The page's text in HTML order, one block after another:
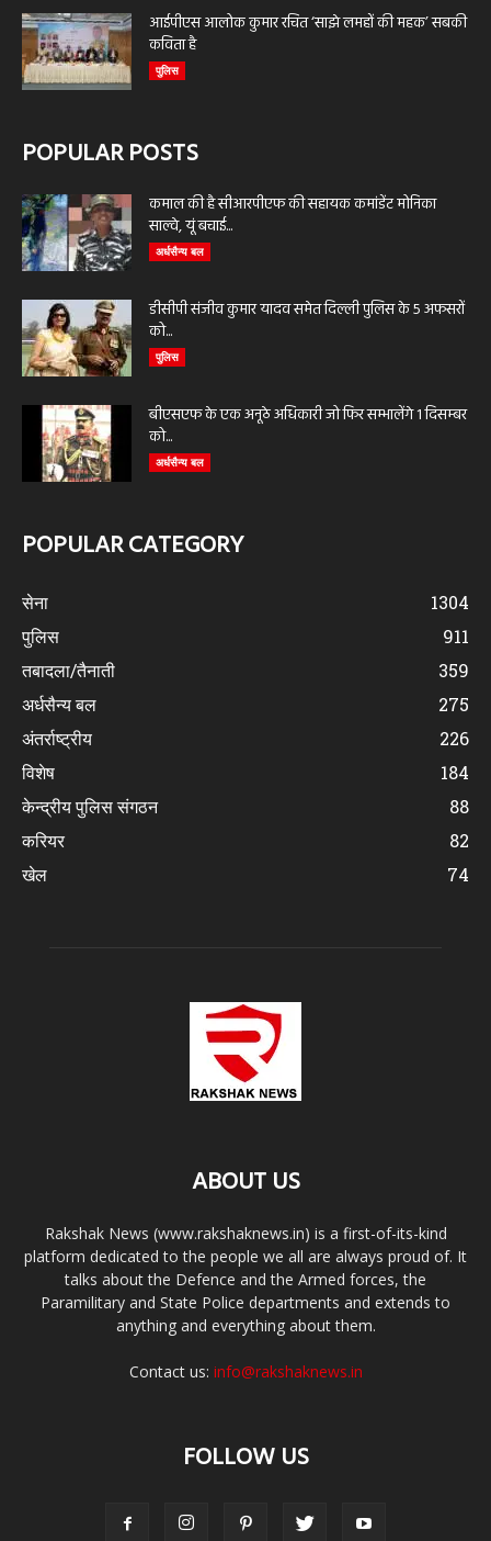
आईपीएस आलोक कुमार रचित ‘साझे लमहों की महक’ सबकी
कविता है
पुलिस
POPULAR POSTS
कमाल की है सीआरपीएफ की सहायक कमांडेंट मोनिका
साल्वे, यूं बचाई...
अर्धसैन्य बल
डीसीपी संजीव कुमार यादव समेत दिल्ली पुलिस के 5 अफसरों
को...
पुलिस
बीएसएफ के एक अनूठे अधिकारी जो फिर सम्भालेंगे 1 दिसम्बर
को...
अर्धसैन्य बल
POPULAR CATEGORY
सेना
1304
पुलिस
911
तबादला/तैनाती
359
अर्धसैन्य बल
275
अंतर्राष्ट्रीय
226
विशेष
184
केन्द्रीय पुलिस संगठन
88
करियर
82
खेल
74
ABOUT US
Rakshak News (www.rakshaknews.in) is a first-of-its-kind
platform dedicated to the people we all are always proud of. It
talks about the Defence and the Armed forces, the
Paramilitary and State Police departments and extends to
anything and everything about them.
Contact us: info@rakshaknews.in
FOLLOW US